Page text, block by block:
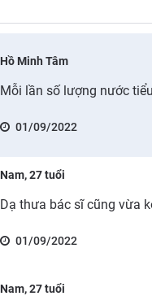
Hồ Minh Tâm
Mỗi lần số lượng nước
01/09/2022
Nam, 27 tuổi
Dạ thưa bác sĩ cũng vừa
01/09/2022
Nam, 27 tuổi